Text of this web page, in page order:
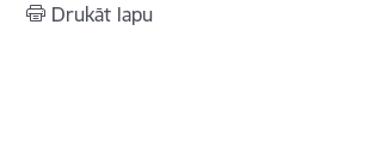
Drukāt lapu